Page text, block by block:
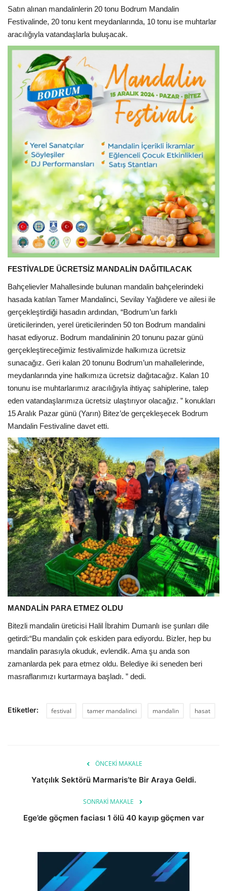
Satın alınan mandalinlerin 20 tonu Bodrum Mandalin
Festivalinde, 20 tonu kent meydanlarında, 10 tonu ise muhtarlar
aracılığıyla vatandaşlarla buluşacak.
FESTİVALDE ÜCRETSİZ MANDALİN DAĞITILACAK
Bahçelievler Mahallesinde bulunan mandalin bahçelerindeki
hasada katılan Tamer Mandalinci, Sevilay Yağlıdere ve ailesi ile
gerçekleştirdiği hasadın ardından, “Bodrum’un farklı
üreticilerinden, yerel üreticilerinden 50 ton Bodrum mandalini
hasat ediyoruz. Bodrum mandalininin 20 tonunu pazar günü
gerçekleştireceğimiz festivalimizde halkımıza ücretsiz
sunacağız. Geri kalan 20 tonunu Bodrum’un mahallelerinde,
meydanlarında yine halkımıza ücretsiz dağıtacağız. Kalan 10
tonunu ise muhtarlarımız aracılığıyla ihtiyaç sahiplerine, talep
eden vatandaşlarımıza ücretsiz ulaştırıyor olacağız. ” konukları
15 Aralık Pazar günü (Yarın) Bitez’de gerçekleşecek Bodrum
Mandalin Festivaline davet etti.
MANDALİN PARA ETMEZ OLDU
Bitezli mandalin üreticisi Halil İbrahim Dumanlı ise şunları dile
getirdi:“Bu mandalin çok eskiden para ediyordu. Bizler, hep bu
mandalin parasıyla okuduk, evlendik. Ama şu anda son
zamanlarda pek para etmez oldu. Belediye iki seneden beri
masraflarımızı kurtarmaya başladı. ” dedi.
Etiketler: festival tamer mandalinci mandalin hasat
ÖNCEKI MAKALE
Yatçılık Sektörü Marmaris’te Bir Araya Geldi.
SONRAKI MAKALE
Ege’de göçmen faciası 1 ölü 40 kayıp göçmen var